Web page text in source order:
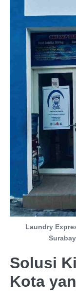
Laundry
Solusi
Kota